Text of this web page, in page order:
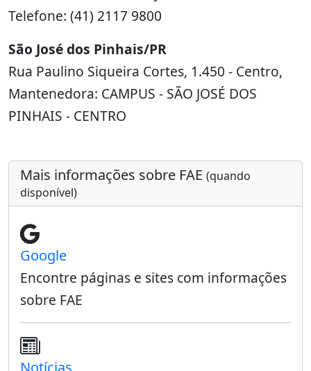
Telefone: (41) 2117 9800
São José dos Pinhais/PR
Rua Paulino Siqueira Cortes, 1.450 - Centro,
Mantenedora: CAMPUS - SÃO JOSÉ DOS
PINHAIS - CENTRO
Mais informações sobre FAE (quando
disponível)
Google
Encontre páginas e sites com informações
sobre FAE
Notícias